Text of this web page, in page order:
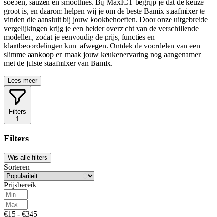
soepen, sauzen en smoothies. Bij MaxICT begrijp je dat de keuze
groot is, en daarom helpen wij je om de beste Bamix staafmixer te
vinden die aansluit bij jouw kookbehoeften. Door onze uitgebreide
vergelijkingen krijg je een helder overzicht van de verschillende
modellen, zodat je eenvoudig de prijs, functies en
klantbeoordelingen kunt afwegen. Ontdek de voordelen van een
slimme aankoop en maak jouw keukenervaring nog aangenamer
met de juiste staafmixer van Bamix.
Lees meer
Filters
1
Filters
Wis alle filters
Sorteren
Prijsbereik
€15 - €345